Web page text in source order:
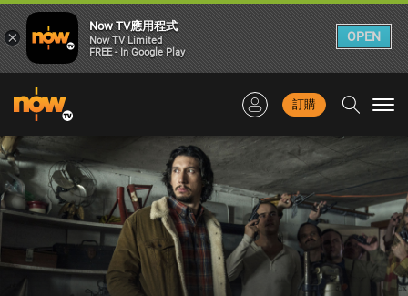
訂購
×
Now TV應用程式
Now TV Limited
FREE - In Google Play
OPEN